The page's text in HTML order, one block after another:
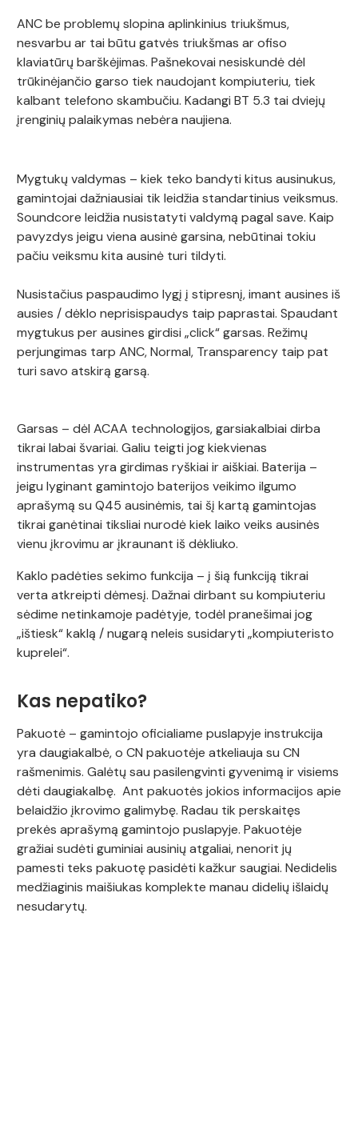
ANC be problemų slopina aplinkinius triukšmus,
nesvarbu ar tai būtu gatvės triukšmas ar ofiso
klaviatūrų barškėjimas. Pašnekovai nesiskundė dėl
trūkinėjančio garso tiek naudojant kompiuteriu, tiek
kalbant telefono skambučiu. Kadangi BT 5.3 tai dviejų
įrenginių palaikymas nebėra naujiena.
Mygtukų valdymas – kiek teko bandyti kitus ausinukus,
gamintojai dažniausiai tik leidžia standartinius veiksmus.
Soundcore leidžia nusistatyti valdymą pagal save. Kaip
pavyzdys jeigu viena ausinė garsina, nebūtinai tokiu
pačiu veiksmu kita ausinė turi tildyti.
Nusistačius paspaudimo lygį į stipresnį, imant ausines iš
ausies / dėklo neprisispaudys taip paprastai. Spaudant
mygtukus per ausines girdisi „click“ garsas. Režimų
perjungimas tarp ANC, Normal, Transparency taip pat
turi savo atskirą garsą.
Garsas – dėl ACAA technologijos, garsiakalbiai dirba
tikrai labai švariai. Galiu teigti jog kiekvienas
instrumentas yra girdimas ryškiai ir aiškiai. Baterija –
jeigu lyginant gamintojo baterijos veikimo ilgumo
aprašymą su Q45 ausinėmis, tai šį kartą gamintojas
tikrai ganėtinai tiksliai nurodė kiek laiko veiks ausinės
vienu įkrovimu ar įkraunant iš dėkliuko.
Kaklo padėties sekimo funkcija – į šią funkciją tikrai
verta atkreipti dėmesį. Dažnai dirbant su kompiuteriu
sėdime netinkamoje padėtyje, todėl pranešimai jog
„ištiesk“ kaklą / nugarą neleis susidaryti „kompiuteristo
kuprelei“.
Kas nepatiko?
Pakuotė – gamintojo oficialiame puslapyje instrukcija
yra daugiakalbė, o CN pakuotėje atkeliauja su CN
rašmenimis. Galėtų sau pasilengvinti gyvenimą ir visiems
dėti daugiakalbę. Ant pakuotės jokios informacijos apie
belaidžio įkrovimo galimybę. Radau tik perskaitęs
prekės aprašymą gamintojo puslapyje. Pakuotėje
gražiai sudėti guminiai ausinių atgaliai, nenorit jų
pamesti teks pakuotę pasidėti kažkur saugiai. Nedidelis
medžiaginis maišiukas komplekte manau didelių išlaidų
nesudarytų.